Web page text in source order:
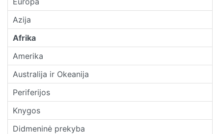
Azija
Afrika
Amerika
Australija ir Okeanija
Periferijos
Knygos
Didmeninė prekyba